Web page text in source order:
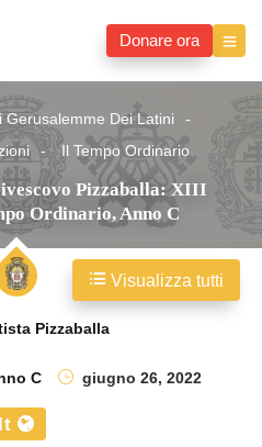
Donare ora
Dei Latini
Il Tempo Ordinario
Pizzaballa: XIII
Ordinario, Anno C
Pizzaballa
C giugno 26, 2022
It
Visualizza tutti